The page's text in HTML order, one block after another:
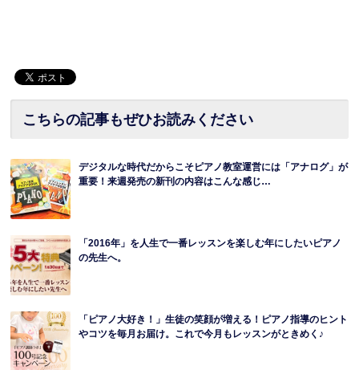
こちらの記事もぜひお読みください
デジタルな時代だからこそピアノ教室運営には「アナログ」が
重要！来週発売の新刊の内容はこんな感じ…
「2016年」を人生で一番レッスンを楽しむ年にしたいピアノ
の先生へ。
「ピアノ大好き！」生徒の笑顔が増える！ピアノ指導のヒント
やコツを毎月お届け。これで今月もレッスンがときめく♪